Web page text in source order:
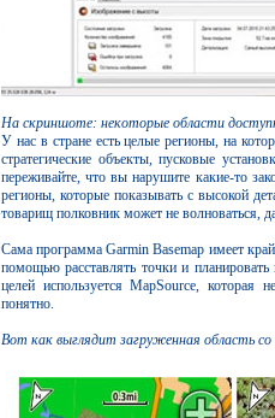
На скриншоте: некоторые области
У нас в стране есть целые регионы, на
стратегические объекты, пусковые
переживайте, что вы нарушите какие-то
регионы, которые показывать с высокой
товарищ полковник может не волноваться,
Сама программа Garmin Basemap имеет
помощью расставлять точки и
целей используется MapSource, которая
понятно.
Вот как выглядит загруженная область